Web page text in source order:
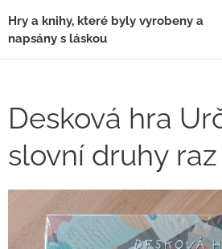
Hry a knihy, které byly vyrobeny a
napsány s láskou
Desková hra
slovní druhy